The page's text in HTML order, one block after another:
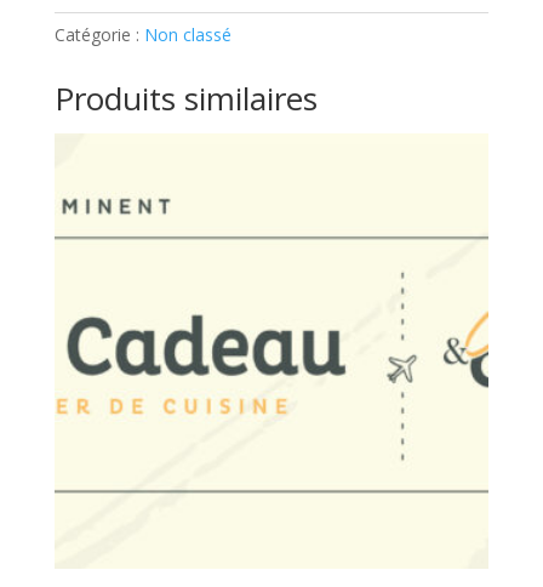
Pâtisserie
Ticket
Catégorie : Non classé
Produits similaires